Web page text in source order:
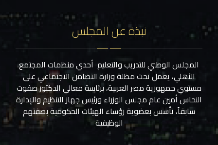
نبذة عن المجلس
المجلس الوطني للتدريب والتعليم أحدي منظمات المجتمع
الأهلي، يعمل تحت مظلة وزارة التضامن الاجتماعي على
مستوي جمهورية مصر العربية، برئاسة معالي الدكتور صفوت
النحاس أمين عام مجلس الوزراء ورئيس جهاز التنظيم والإدارة
سابقاً، تأسس بعضوية رؤساء الهيئات الحكومية بصفتهم
الوظيفية